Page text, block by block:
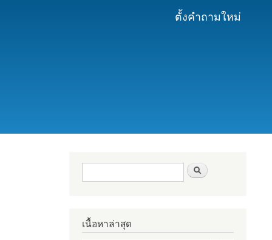
ตั้งคำถามใหม่
ฟอร์มค้นหา
เนื้อหาล่าสุด